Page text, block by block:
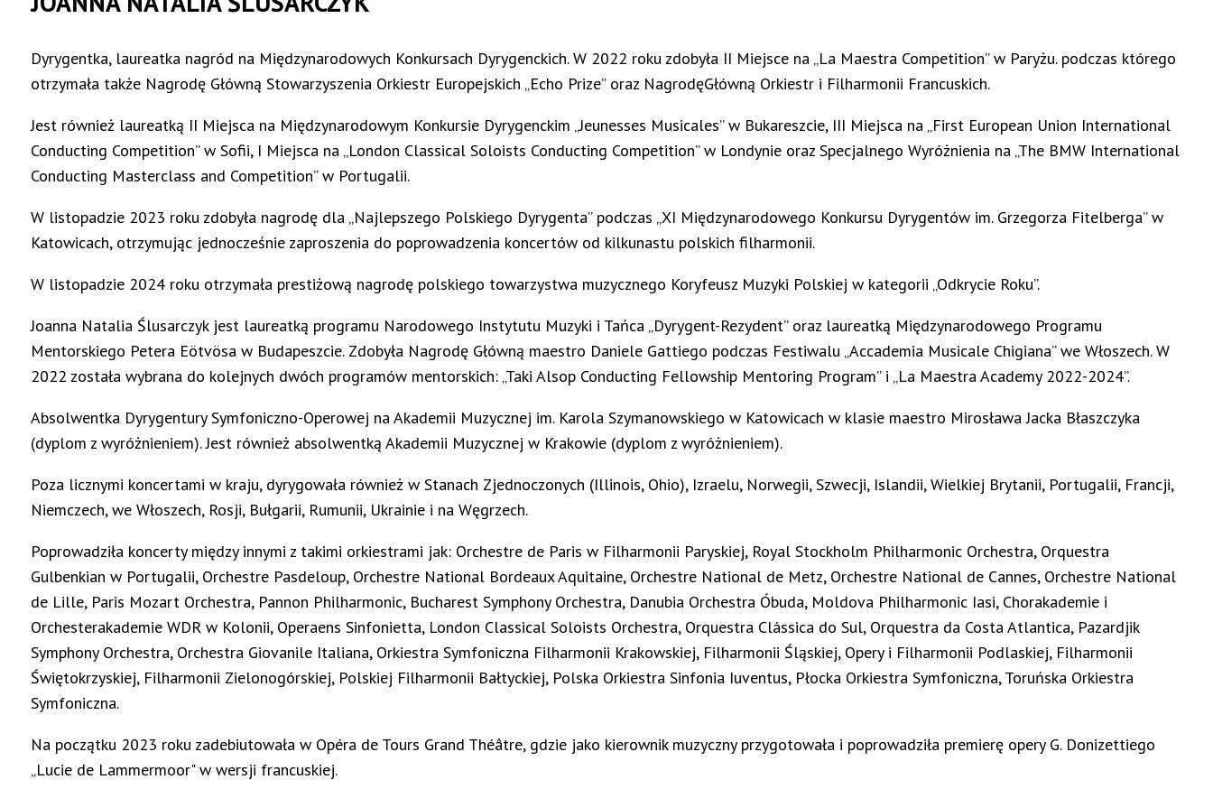
Dyrygentka, laureatka nagród na Międzynarodowych Konkursach Dyrygenckich. W 2022 roku zdobyła II Miejsce na „La Maestra Competition” w Paryżu. podczas którego
otrzymała także Nagrodę Główną Stowarzyszenia Orkiestr Europejskich „Echo Prize” oraz NagrodęGłówną Orkiestr i Filharmonii Francuskich.
Jest również laureatką II Miejsca na Międzynarodowym Konkursie Dyrygenckim „Jeunesses Musicales” w Bukareszcie, III Miejsca na „First European Union International
Conducting Competition” w Sofii, I Miejsca na „London Classical Soloists Conducting Competition” w Londynie oraz Specjalnego Wyróżnienia na „The BMW International
Conducting Masterclass and Competition” w Portugalii.
W listopadzie 2023 roku zdobyła nagrodę dla „Najlepszego Polskiego Dyrygenta” podczas „XI Międzynarodowego Konkursu Dyrygentów im. Grzegorza Fitelberga” w
Katowicach, otrzymując jednocześnie zaproszenia do poprowadzenia koncertów od kilkunastu polskich filharmonii.
W listopadzie 2024 roku otrzymała prestiżową nagrodę polskiego towarzystwa muzycznego Koryfeusz Muzyki Polskiej w kategorii „Odkrycie Roku”.
Joanna Natalia Ślusarczyk jest laureatką programu Narodowego Instytutu Muzyki i Tańca „Dyrygent-Rezydent” oraz laureatką Międzynarodowego Programu
Mentorskiego Petera Eötvösa w Budapeszcie. Zdobyła Nagrodę Główną maestro Daniele Gattiego podczas Festiwalu „Accademia Musicale Chigiana” we Włoszech. W
2022 została wybrana do kolejnych dwóch programów mentorskich: „Taki Alsop Conducting Fellowship Mentoring Program” i „La Maestra Academy 2022-2024”.
Absolwentka Dyrygentury Symfoniczno-Operowej na Akademii Muzycznej im. Karola Szymanowskiego w Katowicach w klasie maestro Mirosława Jacka Błaszczyka
(dyplom z wyróżnieniem). Jest również absolwentką Akademii Muzycznej w Krakowie (dyplom z wyróżnieniem).
Poza licznymi koncertami w kraju, dyrygowała również w Stanach Zjednoczonych (Illinois, Ohio), Izraelu, Norwegii, Szwecji, Islandii, Wielkiej Brytanii, Portugalii, Francji,
Niemczech, we Włoszech, Rosji, Bułgarii, Rumunii, Ukrainie i na Węgrzech.
Poprowadziła koncerty między innymi z takimi orkiestrami jak: Orchestre de Paris w Filharmonii Paryskiej, Royal Stockholm Philharmonic Orchestra, Orquestra
Gulbenkian w Portugalii, Orchestre Pasdeloup, Orchestre National Bordeaux Aquitaine, Orchestre National de Metz, Orchestre National de Cannes, Orchestre National
de Lille, Paris Mozart Orchestra, Pannon Philharmonic, Bucharest Symphony Orchestra, Danubia Orchestra Óbuda, Moldova Philharmonic Iasi, Chorakademie i
Orchesterakademie WDR w Kolonii, Operaens Sinfonietta, London Classical Soloists Orchestra, Orquestra Clássica do Sul, Orquestra da Costa Atlantica, Pazardjik
Symphony Orchestra, Orchestra Giovanile Italiana, Orkiestra Symfoniczna Filharmonii Krakowskiej, Filharmonii Śląskiej, Opery i Filharmonii Podlaskiej, Filharmonii
Świętokrzyskiej, Filharmonii Zielonogórskiej, Polskiej Filharmonii Bałtyckiej, Polska Orkiestra Sinfonia Iuventus, Płocka Orkiestra Symfoniczna, Toruńska Orkiestra
Symfoniczna.
Na początku 2023 roku zadebiutowała w Opéra de Tours Grand Théâtre, gdzie jako kierownik muzyczny przygotowała i poprowadziła premierę opery G. Donizettiego
„Lucie de Lammermoor" w wersji francuskiej.